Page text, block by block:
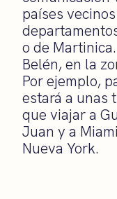
países
o de
Belén, en la
Por ejemplo,
estará a unas
que viajar a
Juan y a
Nueva York.